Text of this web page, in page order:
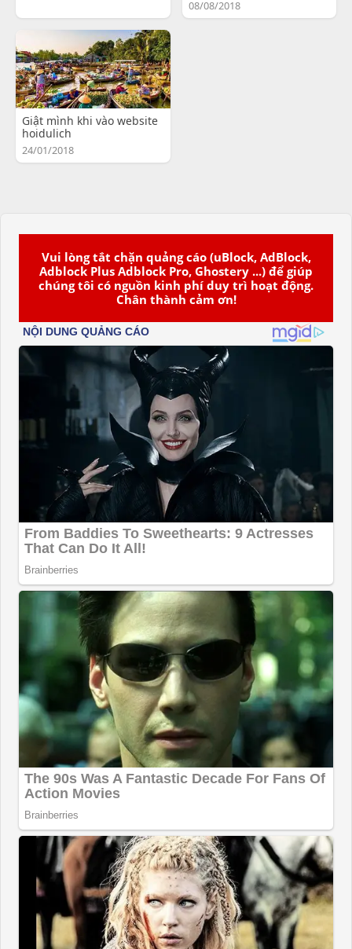
Vui lòng tắt chặn quảng cáo (uBlock, AdBlock,
Adblock Plus Adblock Pro, Ghostery ...) để giúp
chúng tôi có nguồn kinh phí duy trì hoạt động.
Chân thành cảm ơn!
08/08/2018
Giật mình khi vào website
hoidulich
24/01/2018